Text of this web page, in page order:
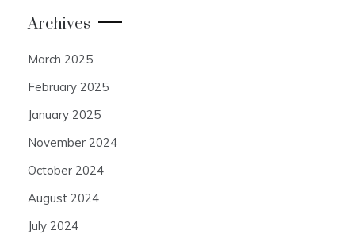
Archives
March 2025
February 2025
January 2025
November 2024
October 2024
August 2024
July 2024